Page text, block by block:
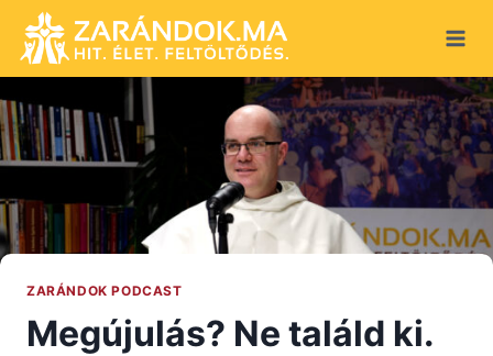
content
ZARÁNDOK PODCAST
Megújulás? Ne találd ki.